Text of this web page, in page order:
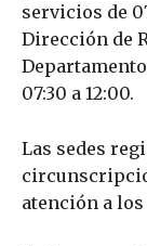
servicios de
Dirección de
07:30 a 12:00.
Las sedes
atención a los